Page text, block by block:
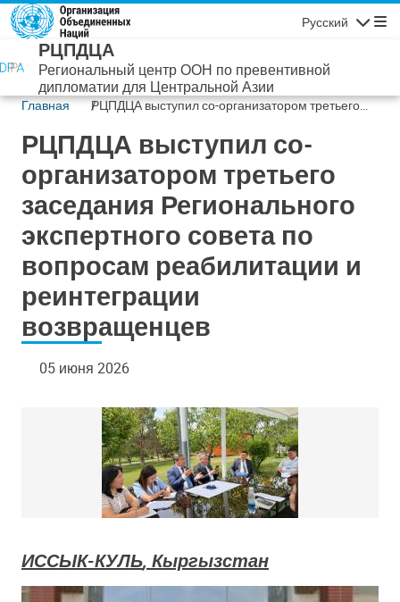
Перейти к основному содержанию
Русский
РЦПДЦА
Региональный центр ООН по превентивной
дипломатии для Центральной Азии
Главная
РЦПДЦА выступил со-организатором третьего
вопросам реабилитации и реинтеграции
возвращенцев
РЦПДЦА выступил со-
организатором третьего
заседания Регионального
экспертного совета по
вопросам реабилитации и
реинтеграции
возвращенцев
05 июня 2026
ИССЫК-КУЛЬ, Кыргызстан